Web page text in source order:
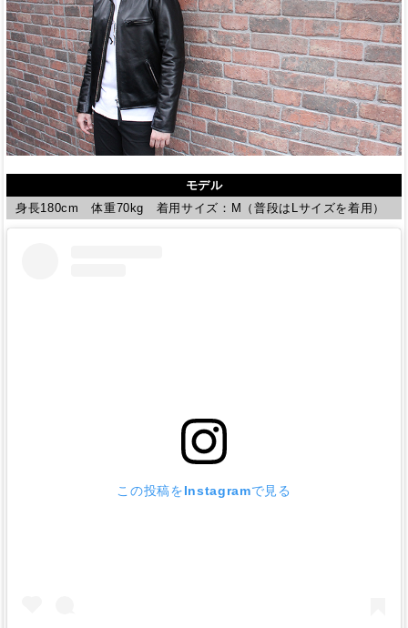
モデル
身長180cm 体重70kg 着用サイズ：M（普段はLサイズを着用）
この投稿をInstagramで見る